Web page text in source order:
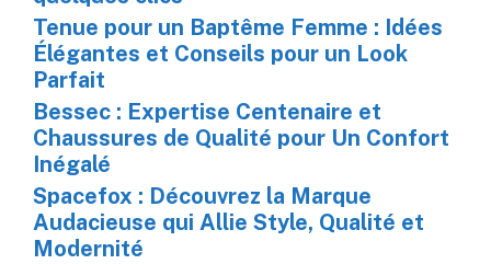
Tenue pour un Baptême Femme : Idées
Élégantes et Conseils pour un Look
Parfait
Bessec : Expertise Centenaire et
Chaussures de Qualité pour Un Confort
Inégalé
Spacefox : Découvrez la Marque
Audacieuse qui Allie Style, Qualité et
Modernité